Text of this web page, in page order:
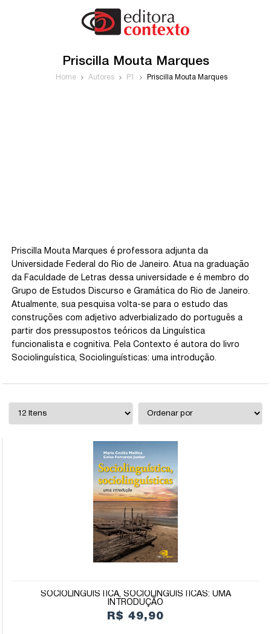
Priscilla Mouta Marques
Home Autores P1 Priscilla Mouta Marques
Priscilla Mouta Marques é professora adjunta da
Universidade Federal do Rio de Janeiro. Atua na graduação
da Faculdade de Letras dessa universidade e é membro do
Grupo de Estudos Discurso e Gramática do Rio de Janeiro.
Atualmente, sua pesquisa volta-se para o estudo das
construções com adjetivo adverbializado do português a
partir dos pressupostos teóricos da Linguística
funcionalista e cognitiva. Pela Contexto é autora do livro
Sociolinguística, Sociolinguísticas: uma introdução.
SOCIOLINGUÍSTICA, SOCIOLINGUÍSTICAS: UMA
INTRODUÇÃO
R$ 49,90